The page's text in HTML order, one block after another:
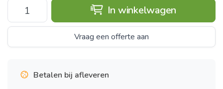
In winkelwagen
Vraag een offerte aan
Betalen bij afleveren